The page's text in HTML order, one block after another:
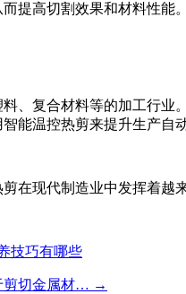
提高切割效果和材料性能。
、复合材料等的加工行
能温控热剪来提升生产自
在现代制造业中发挥着越
技巧有哪些
剪切金属材… →